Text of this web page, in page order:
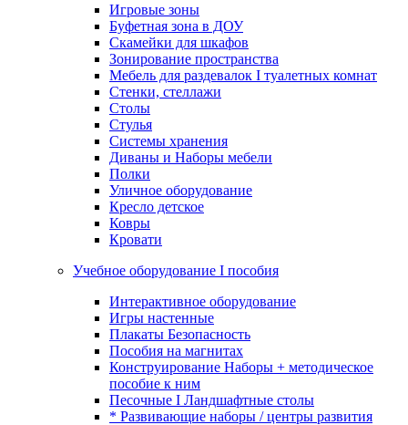
Игровые зоны
Буфетная зона в ДОУ
Скамейки для шкафов
Зонирование пространства
Мебель для раздевалок I туалетных комнат
Стенки, стеллажи
Столы
Стулья
Системы хранения
Диваны и Наборы мебели
Полки
Уличное оборудование
Кресло детское
Ковры
Кровати
Учебное оборудование I пособия
Интерактивное оборудование
Игры настенные
Плакаты Безопасность
Пособия на магнитах
Конструирование Наборы + методическое
пособие к ним
Песочные I Ландшафтные столы
* Развивающие наборы / центры развития